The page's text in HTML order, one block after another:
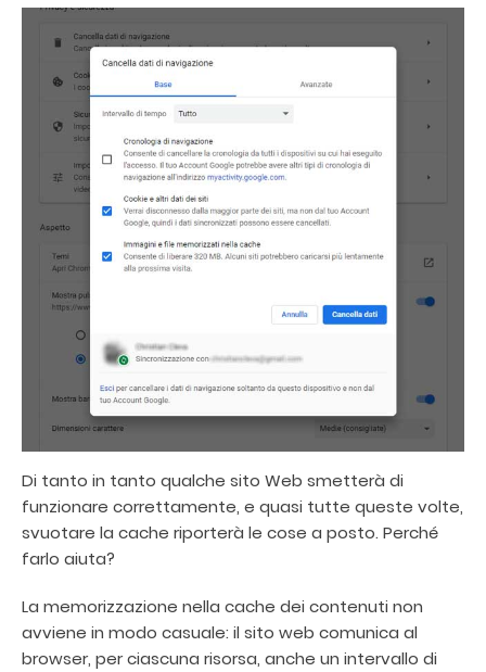
Di tanto in tanto qualche sito Web smetterà di
funzionare correttamente, e quasi tutte queste volte,
svuotare la cache riporterà le cose a posto. Perché
farlo aiuta?
La memorizzazione nella cache dei contenuti non
avviene in modo casuale: il sito web comunica al
browser, per ciascuna risorsa, anche un intervallo di